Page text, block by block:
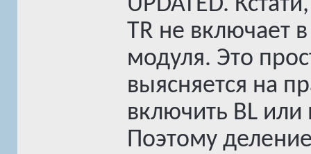
TR не включает
модуля. Это
выясняется на
включить BL или
Поэтому